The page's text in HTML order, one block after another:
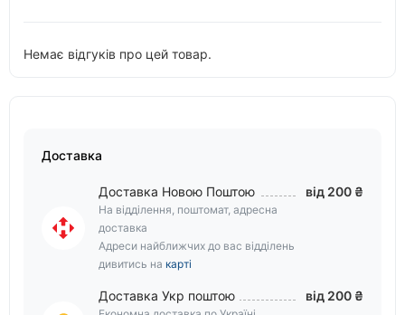
Немає відгуків про цей товар.
Доставка
Доставка Новою Поштою
На відділення, поштомат, адресна
доставка
Адреси найближчих до вас відділень
дивитись на карті
від 200 ₴
Доставка Укр поштою від 200 ₴